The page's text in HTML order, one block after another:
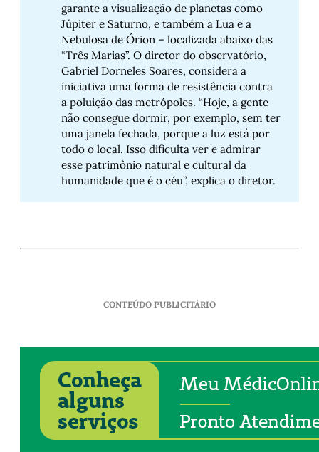
garante a visualização de planetas como
Júpiter e Saturno, e também a Lua e a
Nebulosa de Órion – localizada abaixo das
“Três Marias”. O diretor do observatório,
Gabriel Dorneles Soares, considera a
iniciativa uma forma de resistência contra
a poluição das metrópoles. “Hoje, a gente
não consegue dormir, por exemplo, sem ter
uma janela fechada, porque a luz está por
todo o local. Isso dificulta ver e admirar
esse patrimônio natural e cultural da
humanidade que é o céu”, explica o diretor.
CONTEÚDO PUBLICITÁRIO